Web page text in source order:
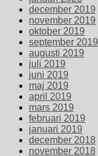
december 2019
november 2019
oktober 2019
september 2019
augusti 2019
juli 2019
juni 2019
maj 2019
april 2019
mars 2019
februari 2019
januari 2019
december 2018
november 2018